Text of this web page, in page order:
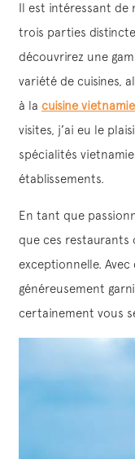
Il est intéressant de
trois parties
découvrirez une
variété de cuisines,
à la cuisine
visites, j’ai eu le
spécialités
établissements.
En tant que
que ces restaurants
exceptionnelle.
généreusement
certainement vous